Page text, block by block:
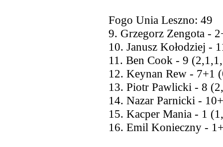
Fogo Unia Leszno: 49
9. Grzegorz Zengota -
10. Janusz Kołodziej -
11. Ben Cook - 9
12. Keynan Rew - 7+1
13. Piotr Pawlicki - 8
14. Nazar Parnicki -
15. Kacper Mania - 1
16. Emil Konieczny -